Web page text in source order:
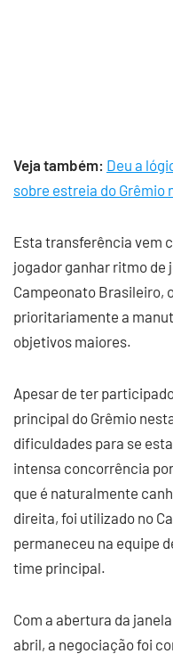
Veja também: Deu a
sobre estreia do Grêmio
Esta transferência vem
jogador ganhar ritmo de
Campeonato Brasileiro,
prioritariamente a
objetivos maiores.
Apesar de ter
principal do Grêmio
dificuldades para se
intensa concorrência
que é naturalmente
direita, foi utilizado no
permaneceu na equipe
time principal.
Com a abertura da
abril, a negociação foi